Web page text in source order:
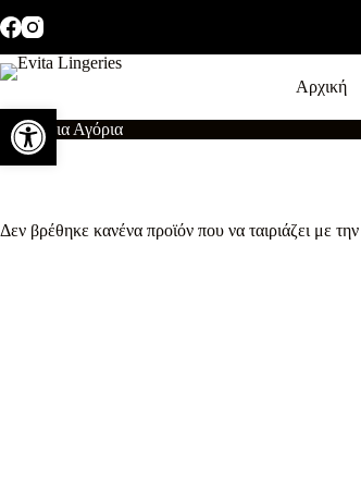
στο
Αρχική
Μαγιό για Αγόρια
Δεν βρέθηκε κανένα προϊόν που να ταιριάζει με
Ανοίξτε τη γραμμή εργαλείων